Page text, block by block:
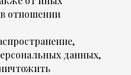
отношении
данных,